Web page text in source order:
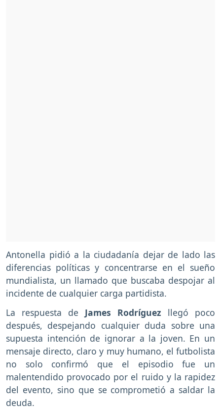
Antonella pidió a la ciudadanía dejar de lado las
diferencias políticas y concentrarse en el sueño
mundialista, un llamado que buscaba despojar al
incidente de cualquier carga partidista.
La respuesta de James Rodríguez llegó poco
después, despejando cualquier duda sobre una
supuesta intención de ignorar a la joven. En un
mensaje directo, claro y muy humano, el futbolista
no solo confirmó que el episodio fue un
malentendido provocado por el ruido y la rapidez
del evento, sino que se comprometió a saldar la
deuda.